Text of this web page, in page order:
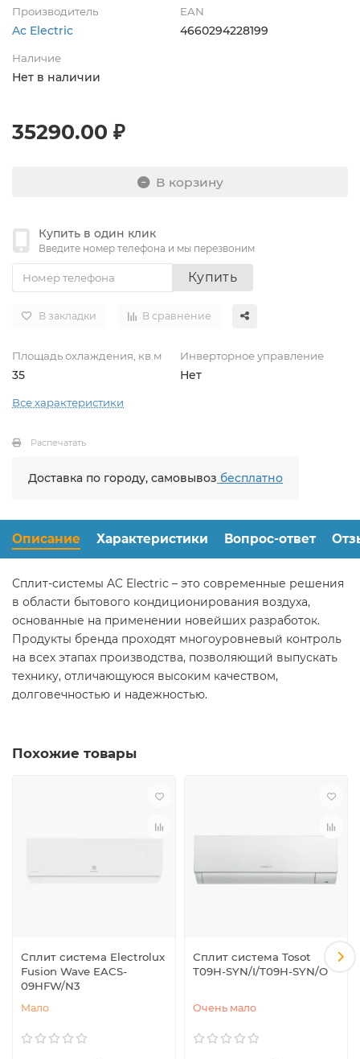
Производитель
Ac Electric
EAN
4660294228199
Наличие
Нет в наличии
35290.00 ₽
В корзину
Купить в один клик
Введите номер телефона и мы перезвоним
Купить
В закладки В сравнение
Площадь охлаждения, кв.м
35
Инверторное управление
Нет
Все характеристики
Распечатать
Доставка по городу, самовывоз бесплатно
Описание Характеристики Вопрос-ответ
Сплит-системы AC Electric – это современные решения
в области бытового кондиционирования воздуха,
основанные на применении новейших разработок.
Продукты бренда проходят многоуровневый контроль
на всех этапах производства, позволяющий выпускать
технику, отличающуюся высоким качеством,
долговечностью и надежностью.
Похожие товары
Сплит система Electrolux
Fusion Wave EACS-
09HFW/N3
Мало
Сплит система Tosot
T09H-SYN/I/T09H-SYN/O
Очень мало